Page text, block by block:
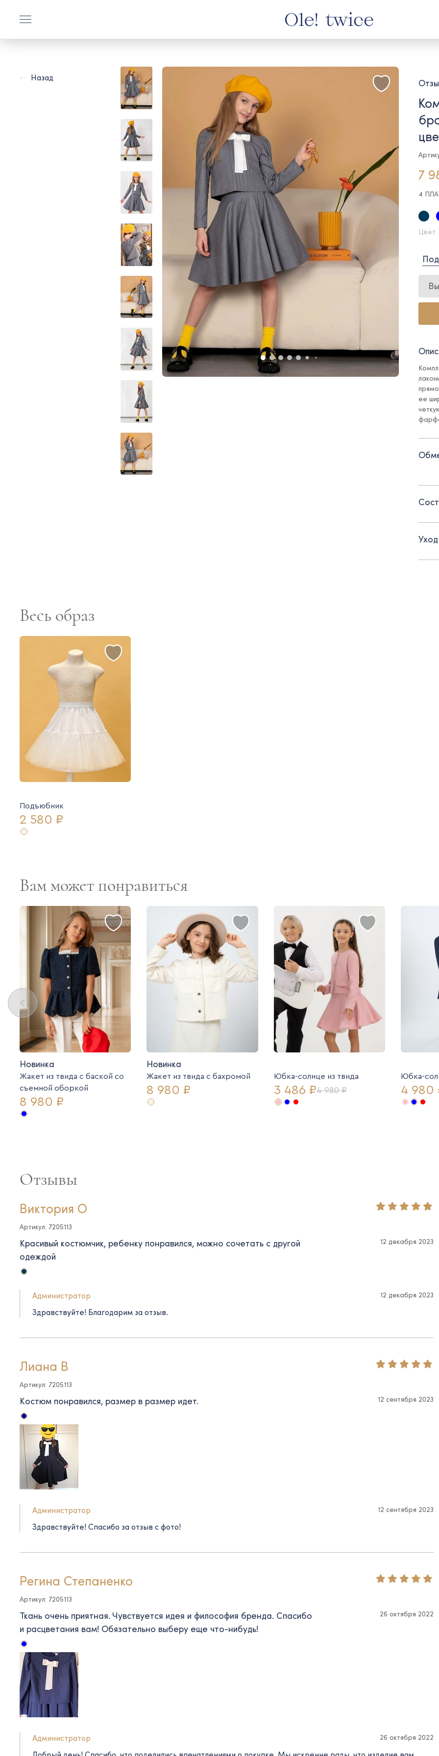
Назад
7
4
ее
-
-
Весь образ
Подъюбник
2 580 ₽
Вам может понравиться
Новинка
Жакет из твида с баской со
съемной оборкой
8 980 ₽
Новинка
Жакет из твида c бахромой
8 980 ₽
Юбка-солнце из твида
3 486 ₽4 980 ₽
Юбка-
4 980
Отзывы
Виктория О
Артикул: 7205113
Красивый костюмчик, ребенку понравился, можно сочетать с другой
одеждой
12 декабря 2023
Администратор 12 декабря 2023
Здравствуйте! Благодарим за отзыв.
Лиана В
Артикул: 7205113
Костюм понравился, размер в размер идет. 12 сентября 2023
Администратор 12 сентября 2023
Здравствуйте! Спасибо за отзыв с фото!
Регина Степаненко
Артикул: 7205113
Ткань очень приятная. Чувствуется идея и философия бренда. Спасибо
и расцветания вам! Обязательно выберу еще что-нибудь!
26 октября 2022
Администратор 26 октября 2022